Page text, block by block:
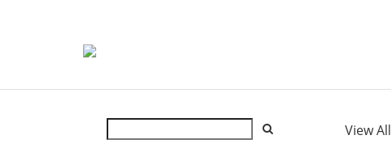
View All